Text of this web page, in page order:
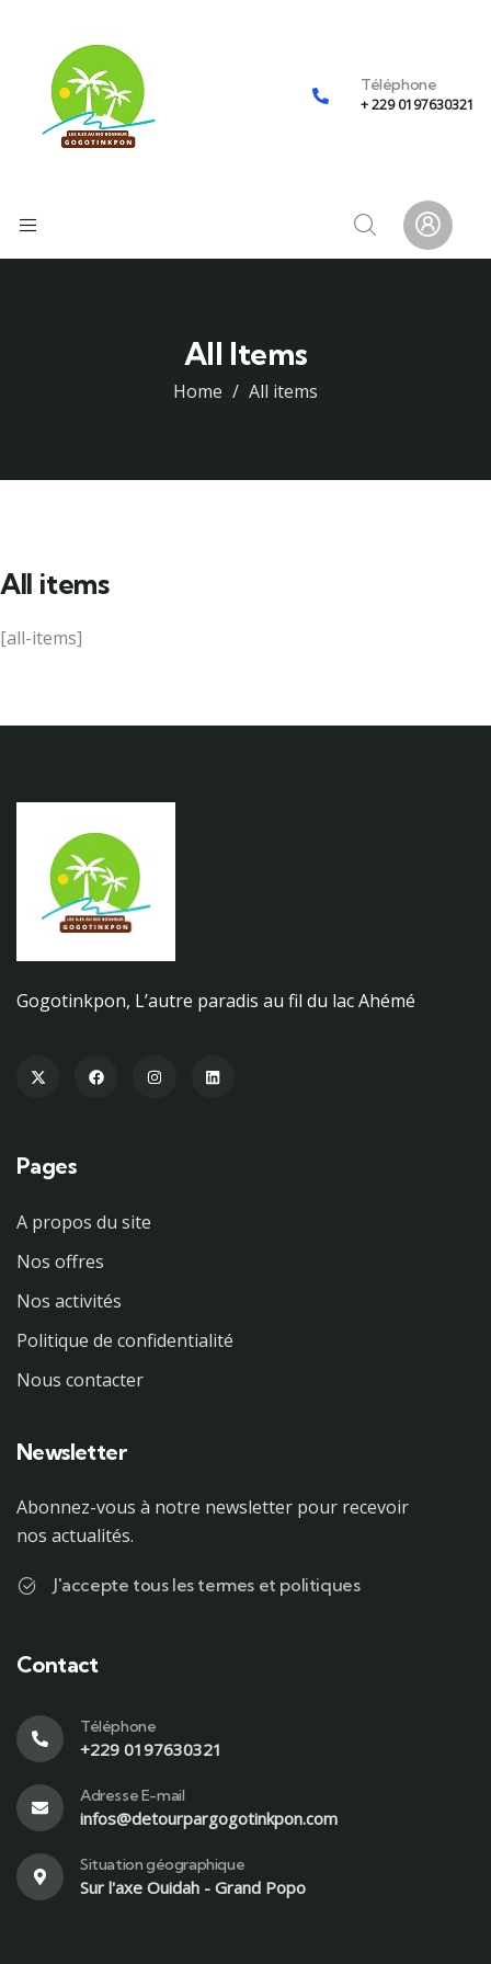
Téléphone
+ 229 0197630321
All Items
Home All items
All items
[all-items]
Gogotinkpon, L’autre paradis au fil du lac Ahémé
Pages
A propos du site
Nos offres
Nos activités
Politique de confidentialité
Nous contacter
Newsletter
Abonnez-vous à notre newsletter pour recevoir
nos actualités.
J'accepte tous les termes et politiques
Contact
Téléphone
+229 0197630321
Adresse E-mail
infos@detourpargogotinkpon.com
Situation géographique
Sur l'axe Ouidah - Grand Popo